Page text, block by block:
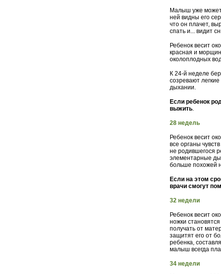
Малыш уже может
ней видны его
что он плачет,
спать и... видит
Ребенок весит
красная и
околоплодных
К 24-й неделе
созревают
дыхании.
Если ребенок
выжить.
28 недель
Ребенок весит
все органы
не родившегося
элементарные
больше похожей
Если на этом
врачи смогут
32 недели
Ребенок весит
ножки
получать от
защитят его от
ребенка,
малыш всегда
34 недели